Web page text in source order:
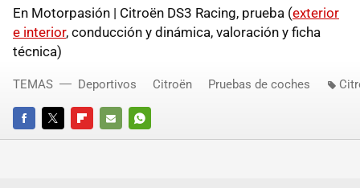
En Motorpasión | Citroën DS3 Racing, prueba (exterior
e interior, conducción y dinámica, valoración y ficha
técnica)
FACEBOOKTWITTERFLIPBOARD
E-
WHATSAPP
TEMAS Deportivos Citroën Pruebas de coches